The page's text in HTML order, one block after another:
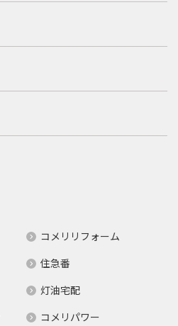
コメリリフォーム
住急番
灯油宅配
コメリパワー